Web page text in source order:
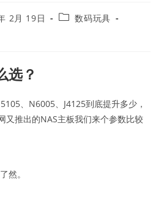
2月 19日
Post数码玩具
选？
、N6005、J4125到底提升多少，
又推出的NAS主板我们来个参数比较
然。